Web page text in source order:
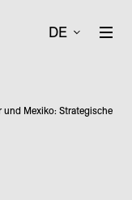
DE
und Mexiko: Strategische